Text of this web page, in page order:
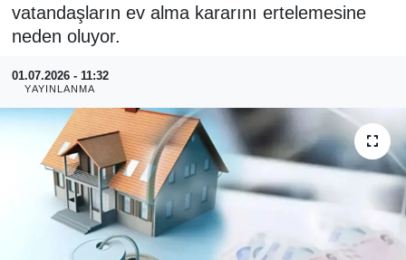
vatandaşların ev alma kararını ertelemesine
neden oluyor.
01.07.2026 - 11:32
YAYINLANMA
ASAYİŞ
Haber Arşivi